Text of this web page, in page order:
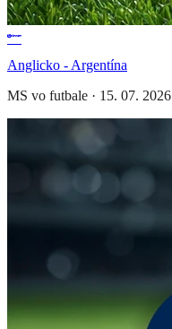
Anglicko - Argentína
MS vo futbale · 15. 07. 2026